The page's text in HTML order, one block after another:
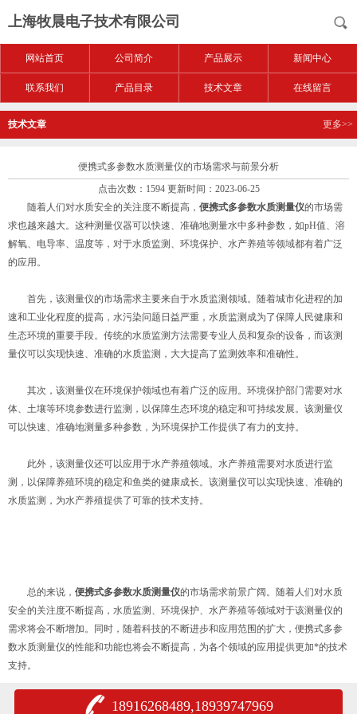
上海牧晨电子技术有限公司
网站首页 公司简介 产品展示 新闻中心
联系我们 产品目录 技术文章 在线留言
技术文章 更多>>
便携式多参数水质测量仪的市场需求与前景分析
点击次数：1594 更新时间：2023-06-25
随着人们对水质安全的关注度不断提高， 便携式多参数水质测量仪的市场需
求也越来越大。这种测量仪器可以快速、准确地测量水中多种参数，如pH值、溶
解氧、电导率、温度等，对于水质监测、环境保护、水产养殖等领域都有着广泛
的应用。
首先，该测量仪的市场需求主要来自于水质监测领域。随着城市化进程的加
速和工业化程度的提高，水污染问题日益严重，水质监测成为了保障人民健康和
生态环境的重要手段。传统的水质监测方法需要专业人员和复杂的设备，而该测
量仪可以实现快速、准确的水质监测，大大提高了监测效率和准确性。
其次，该测量仪在环境保护领域也有着广泛的应用。环境保护部门需要对水
体、土壤等环境参数进行监测，以保障生态环境的稳定和可持续发展。该测量仪
可以快速、准确地测量多种参数，为环境保护工作提供了有力的支持。
此外，该测量仪还可以应用于水产养殖领域。水产养殖需要对水质进行监
测，以保障养殖环境的稳定和鱼类的健康成长。该测量仪可以实现快速、准确的
水质监测，为水产养殖提供了可靠的技术支持。
总的来说， 便携式多参数水质测量仪的市场需求前景广阔。随着人们对水质
安全的关注度不断提高，水质监测、环境保护、水产养殖等领域对于该测量仪的
需求将会不断增加。同时，随着科技的不断进步和应用范围的扩大，便携式多参
数水质测量仪的性能和功能也将会不断提高，为各个领域的应用提供更加*的技术
支持。
18916268489,18939747969